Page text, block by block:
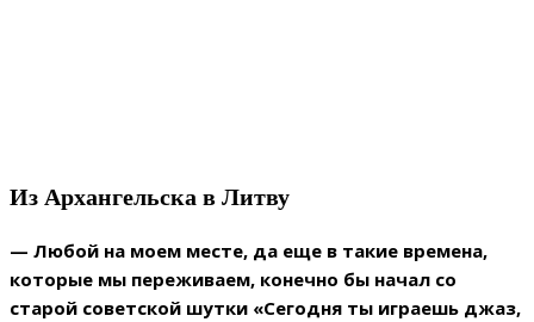
Из Архангельска в Литву
— Любой на моем месте, да еще в такие времена,
которые мы переживаем, конечно бы начал со
старой советской шутки «Сегодня ты играешь джаз,